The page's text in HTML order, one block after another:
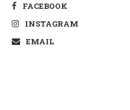
FACEBOOK
INSTAGRAM
EMAIL